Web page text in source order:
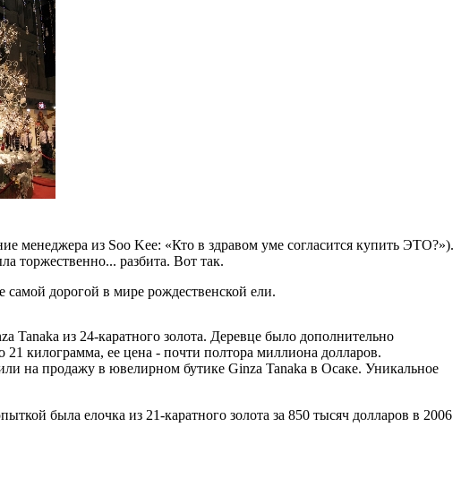
менеджера из Soo Kee: «Кто в здравом уме согласится купить ЭТО?»).
торжественно... разбита. Вот так.
самой дорогой в мире рождественской ели.
Tanaka из 24-каратного золота. Деревце было дополнительно
21 килограмма, ее цена - почти полтора миллиона долларов.
на продажу в ювелирном бутике Ginza Tanaka в Осаке. Уникальное
была елочка из 21-каратного золота за 850 тысяч долларов в 2006